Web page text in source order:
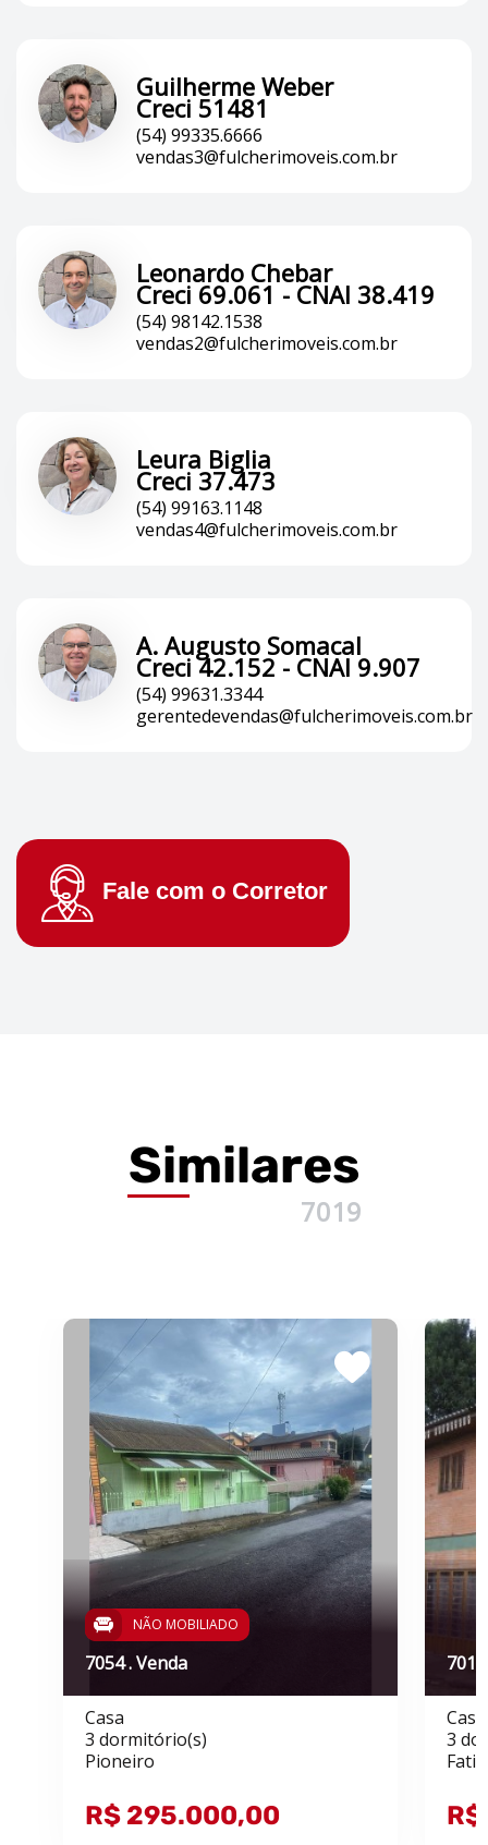
Guilherme Weber
Creci 51481
(54) 99335.6666
vendas3@fulcherimoveis.com.br
Leonardo Chebar
Creci 69.061 - CNAI 38.419
(54) 98142.1538
vendas2@fulcherimoveis.com.br
Leura Biglia
Creci 37.473
(54) 99163.1148
vendas4@fulcherimoveis.com.br
A. Augusto Somacal
Creci 42.152 - CNAI 9.907
(54) 99631.3344
gerentedevendas@fulcherimoveis.com.br
Fale com o Corretor
Similares
7019
NÃO MOBILIADO
7054 . Venda
Casa
3 dormitório(s)
Pioneiro
R$ 295.000,00
Casa
3